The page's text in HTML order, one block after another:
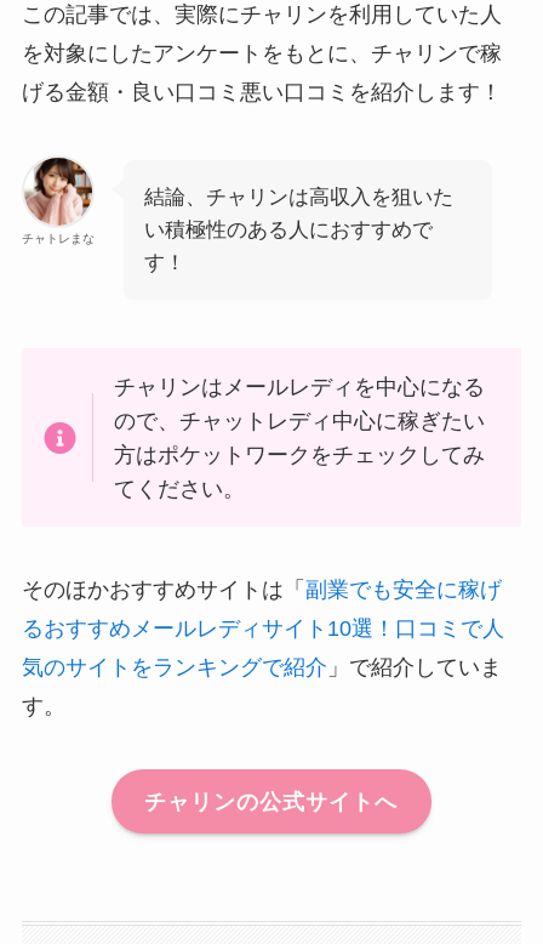
この記事では、実際にチャリンを利用していた人
を対象にしたアンケートをもとに、チャリンで稼
げる金額・良い口コミ悪い口コミを紹介します！
チャトレまな
結論、チャリンは高収入を狙いた
い積極性のある人におすすめで
す！
チャリンはメールレディを中心になる
ので、チャットレディ中心に稼ぎたい
方はポケットワークをチェックしてみ
てください。
そのほかおすすめサイトは「 副業でも安全に稼げ
るおすすめメールレディサイト10選！口コミで人
気のサイトをランキングで紹介 」で紹介していま
す。
チャリンの公式サイトへ